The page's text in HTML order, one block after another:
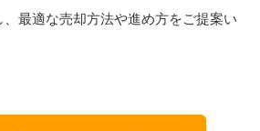
最適な売却方法や進め方をご提案い